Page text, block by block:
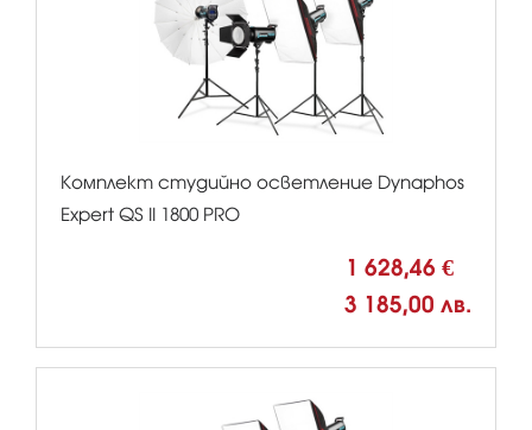
Комплект студийно осветление Dynaphos
Expert QS II 1800 PRO
1 628,46 €
3 185,00 лв.